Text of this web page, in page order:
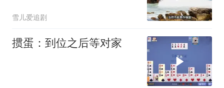
雪儿爱追剧
掼蛋：到位之后等对家